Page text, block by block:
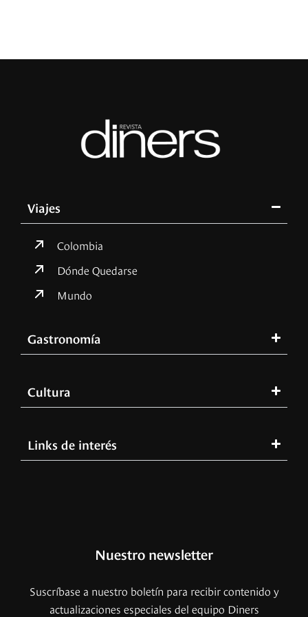
Viajes
Colombia
Dónde Quedarse
Mundo
Gastronomía
Cultura
Links de interés
Nuestro newsletter
Suscríbase a nuestro boletín para recibir contenido y
actualizaciones especiales del equipo Diners